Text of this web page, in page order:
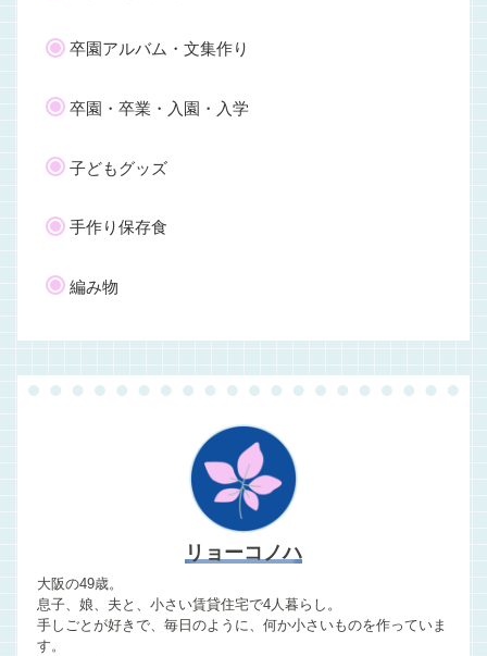
卒園アルバム・文集作り
卒園・卒業・入園・入学
子どもグッズ
手作り保存食
編み物
リョーコノハ
大阪の49歳。
息子、娘、夫と、小さい賃貸住宅で4人暮らし。
手しごとが好きで、毎日のように、何か小さいものを作っていま
す。